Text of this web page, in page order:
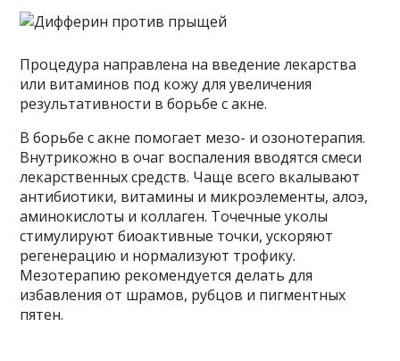
Процедура направлена на введение лекарства
или витаминов под кожу для увеличения
результативности в борьбе с акне.
В борьбе с акне помогает мезо- и озонотерапия.
Внутрикожно в очаг воспаления вводятся смеси
лекарственных средств. Чаще всего вкалывают
антибиотики, витамины и микроэлементы, алоэ,
аминокислоты и коллаген. Точечные уколы
стимулируют биоактивные точки, ускоряют
регенерацию и нормализуют трофику.
Мезотерапию рекомендуется делать для
избавления от шрамов, рубцов и пигментных
пятен.